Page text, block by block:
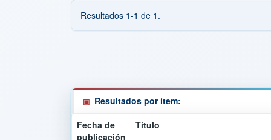
Resultados 1-1 de 1.
Resultados por ítem:
Fecha de
publicación
Título